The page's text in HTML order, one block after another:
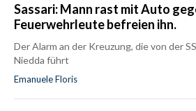
Sassari: Mann rast mit Auto
Feuerwehrleute befreien ihn.
Der Alarm an der Kreuzung, die von der
Niedda führt
Emanuele Floris